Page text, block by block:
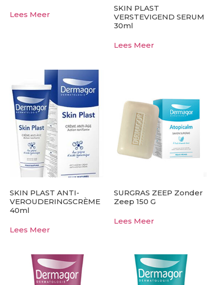
Lees Meer
SKIN PLAST
VERSTEVIGEND SERUM
30ml
Lees Meer
SKIN PLAST ANTI-
VEROUDERINGSCRÈME
40ml
Lees Meer
SURGRAS ZEEP Zonder
Zeep 150 G
Lees Meer